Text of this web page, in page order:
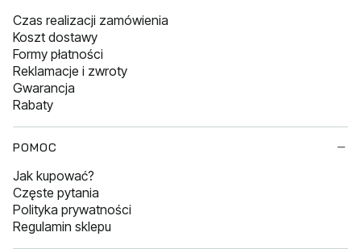
Czas realizacji zamówienia
Koszt dostawy
Formy płatności
Reklamacje i zwroty
Gwarancja
Rabaty
POMOC
Jak kupować?
Częste pytania
Polityka prywatności
Regulamin sklepu